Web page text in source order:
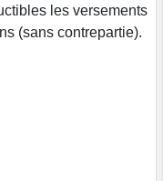
les versements
(sans contrepartie).